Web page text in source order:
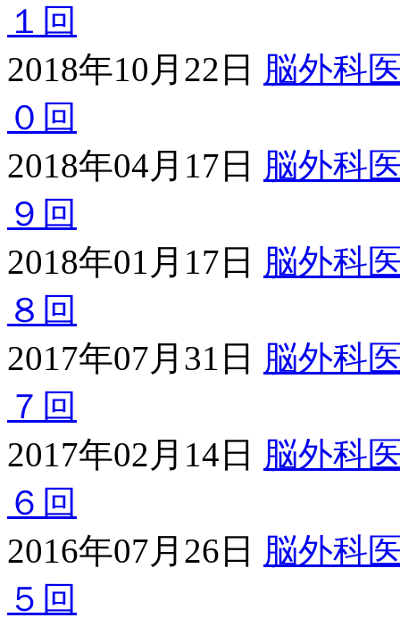
１回
2018年10月22日 脳外科
０回
2018年04月17日 脳外科
９回
2018年01月17日 脳外科
８回
2017年07月31日 脳外科
７回
2017年02月14日 脳外科
６回
2016年07月26日 脳外科
５回